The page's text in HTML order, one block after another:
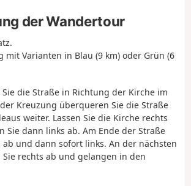
der Wandertour
mit Varianten in Blau (9 km) oder Grün (6
die Straße in Richtung der Kirche im
Kreuzung überqueren Sie die Straße
weiter. Lassen Sie die Kirche rechts
Sie dann links ab. Am Ende der Straße
ab und dann sofort links. An der nächsten
rechts ab und gelangen in den